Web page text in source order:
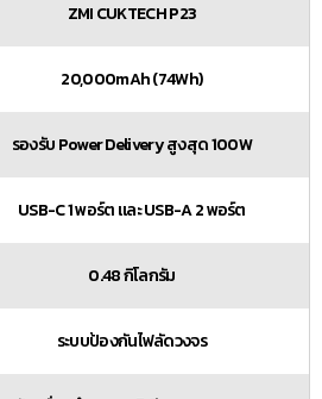
ZMI CUKTECH P23
20,000mAh (74Wh)
รองรับ Power Delivery สูงสุด 100W
USB-C 1 พอร์ต และ USB-A 2 พอร์ต
0.48 กิโลกรัม
ระบบป้องกันไฟลัดวงจร